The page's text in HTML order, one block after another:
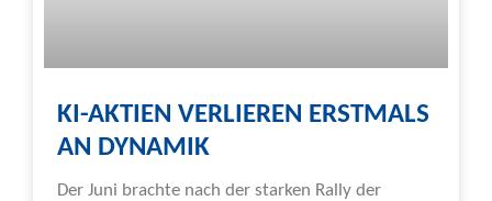
KI-AKTIEN VERLIEREN ERSTMALS
AN DYNAMIK
Der Juni brachte nach der starken Rally der